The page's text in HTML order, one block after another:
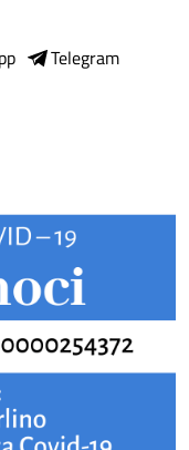
Telegram